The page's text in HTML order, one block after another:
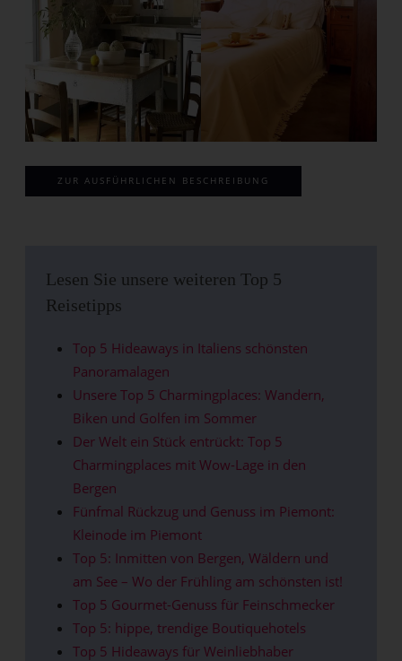
ZUR AUSFÜHRLICHEN BESCHREIBUNG
Lesen Sie unsere weiteren Top 5
Reisetipps
Top 5 Hideaways in Italiens schönsten
Panoramalagen
Unsere Top 5 Charmingplaces: Wandern,
Biken und Golfen im Sommer
Der Welt ein Stück entrückt: Top 5
Charmingplaces mit Wow-Lage in den
Bergen
Fünfmal Rückzug und Genuss im Piemont:
Kleinode im Piemont
Top 5: Inmitten von Bergen, Wäldern und
am See – Wo der Frühling am schönsten ist!
Top 5 Gourmet-Genuss für Feinschmecker
Top 5: hippe, trendige Boutiquehotels
Top 5 Hideaways für Weinliebhaber